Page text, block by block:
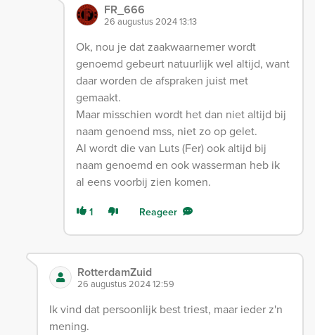
FR_666
26 augustus 2024 13:13
Ok, nou je dat zaakwaarnemer wordt
genoemd gebeurt natuurlijk wel altijd, want
daar worden de afspraken juist met
gemaakt.
Maar misschien wordt het dan niet altijd bij
naam genoend mss, niet zo op gelet.
Al wordt die van Luts (Fer) ook altijd bij
naam genoemd en ook wasserman heb ik
al eens voorbij zien komen.
1 Reageer
RotterdamZuid
26 augustus 2024 12:59
Ik vind dat persoonlijk best triest, maar ieder z'n
mening.